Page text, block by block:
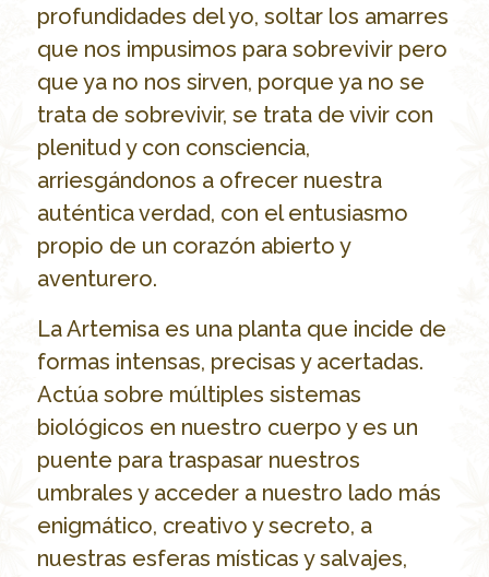
profundidades del yo, soltar los amarres
que nos impusimos para sobrevivir pero
que ya no nos sirven, porque ya no se
trata de sobrevivir, se trata de vivir con
plenitud y con consciencia,
arriesgándonos a ofrecer nuestra
auténtica verdad, con el entusiasmo
propio de un corazón abierto y
aventurero.
La Artemisa es una planta que incide de
formas intensas, precisas y acertadas.
Actúa sobre múltiples sistemas
biológicos en nuestro cuerpo y es un
puente para traspasar nuestros
umbrales y acceder a nuestro lado más
enigmático, creativo y secreto, a
nuestras esferas místicas y salvajes,